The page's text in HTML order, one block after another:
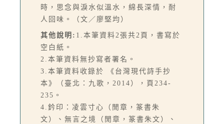
時，思念與淚水似溫水，綿長深情，耐
人回味。（文／廖堅均）
其他說明: 1.本筆資料2張共2頁，書寫於
空白紙。
2.本筆資料無抄寫者署名。
3.本筆資料收錄於 《台灣現代詩手抄
本》（臺北：九歌，2014），頁234-
235。
4.鈐印：凌雲寸心（閒章，篆書朱
文）、無言之境（閒章，篆書朱文）、